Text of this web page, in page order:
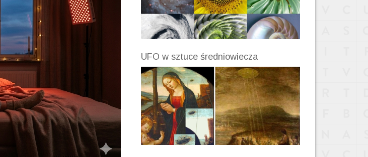
UFO w sztuce średniowiecza